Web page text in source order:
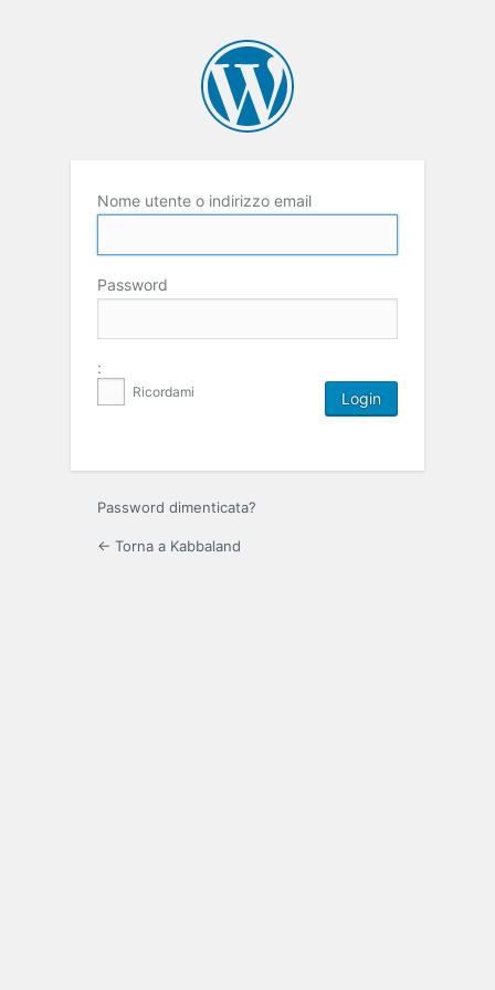
Nome utente o indirizzo email
Password
:
Ricordami
Password dimenticata?
← Torna a Kabbaland